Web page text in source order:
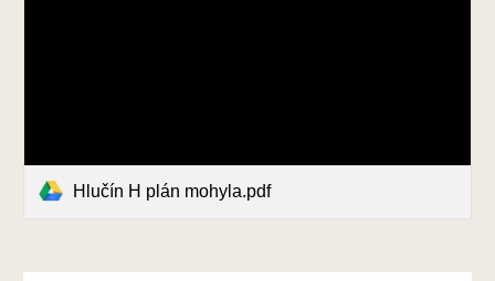
Hlučín H plán mohyla.pdf